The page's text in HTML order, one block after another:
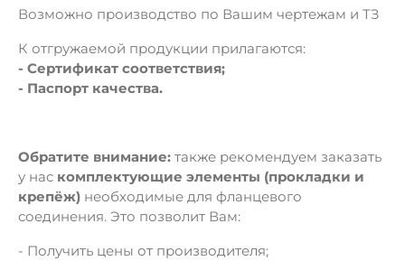
Возможно производство по Вашим чертежам и ТЗ
К отгружаемой продукции прилагаются:
- Сертификат соответствия;
- Паспорт качества.
Обратите внимание: также рекомендуем заказать
у нас комплектующие элементы (прокладки и
крепёж) необходимые для фланцевого
соединения. Это позволит Вам:
- Получить цены от производителя;